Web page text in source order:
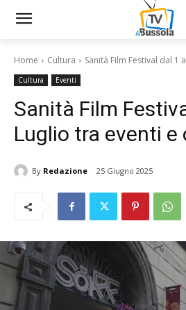
Home Cultura Sanità Film Festival dal 1
Cultura Eventi
Sanità Film
Luglio tra eventi e
By Redazione 25 Giugno 2025